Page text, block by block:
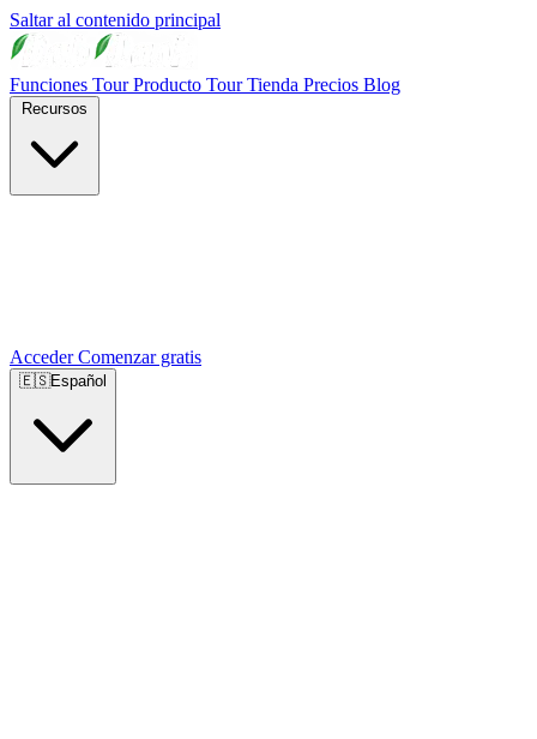
Saltar al contenido principal
Funciones Tour Producto Tour Tienda Precios Blog
AccederComenzar gratis
🇪🇸Español